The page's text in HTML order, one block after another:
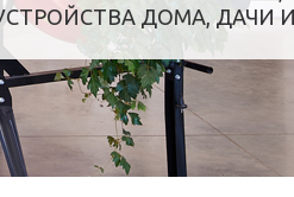
ДОМА, ДАЧИ